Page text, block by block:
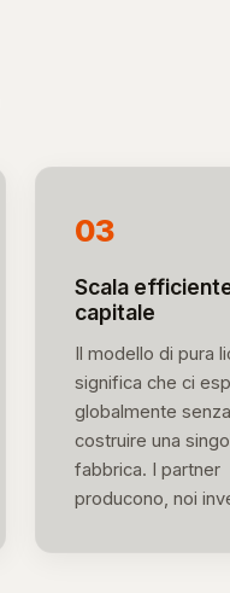
03
Scala
capitale
Il modello di pura
significa che ci
globalmente
costruire una
fabbrica. I partner
producono, noi